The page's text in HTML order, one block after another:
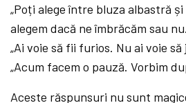
„Poți alege între bluza albastră
alegem dacă ne îmbrăcăm sau
„Ai voie să fii furios. Nu ai voie să
„Acum facem o pauză. Vorbim
Aceste răspunsuri nu sunt